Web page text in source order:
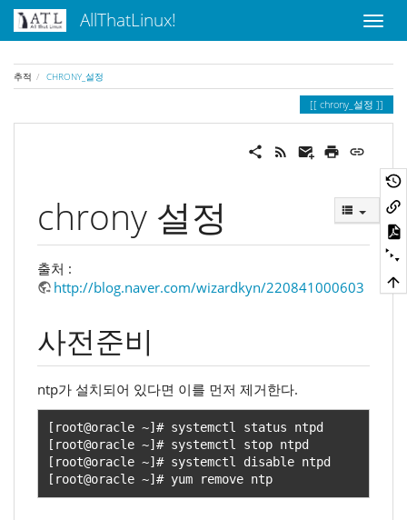
AllThatLinux!
추적 CHRONY_설정
chrony_설정
chrony 설정
출처 :
http://blog.naver.com/wizardkyn/220841000603
사전준비
ntp가 설치되어 있다면 이를 먼저 제거한다.
[ root@oracle ~]#
[ root@oracle ~]#
[ root@oracle ~]#
[ root@oracle ~]# yum remove ntp